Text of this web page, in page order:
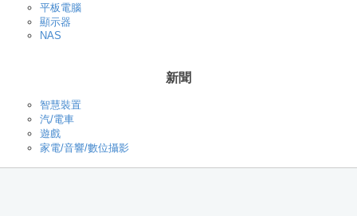
平板電腦
顯示器
NAS
新聞
智慧裝置
汽/電車
遊戲
家電/音響/數位攝影